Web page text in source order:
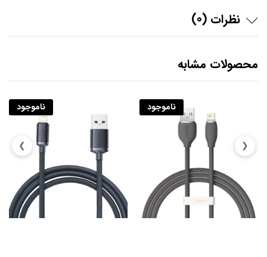
نظرات (0)
محصولات مشابه
ناموجود ناموجود
❯ ❮